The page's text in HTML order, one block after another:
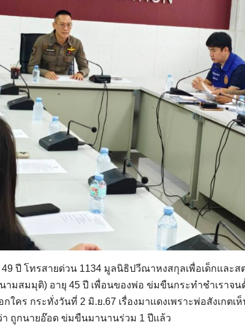
ปี โทรสายด่วน 1134 มูลนิธิปวีณาหงสกุลเพื่อเด็กและสต
ามสมมุติ) อายุ 45 ปี เพื่อนของพ่อ ข่มขืนกระทำชำเราจน
ใคร กระทั่งวันที่ 2 มิ.ย.67 เรื่องมาเเดงเพราะพ่อสังเกตเ
ถูกนายอ๊อด ข่มขืนมานานร่วม 1 ปีแล้ว